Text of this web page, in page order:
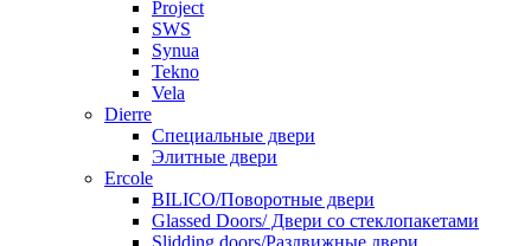
Project
SWS
Synua
Tekno
Vela
Dierre
Специальные двери
Элитные двери
Ercole
BILICO/Поворотные двери
Glassed Doors/ Двери со стеклопакетами
Slidding doors/Раздвижные двери